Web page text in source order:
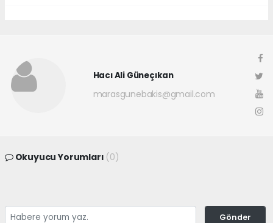
Hacı Ali Güneçıkan
marasgunebakis@gmail.com
Okuyucu Yorumları (0)
Gönder